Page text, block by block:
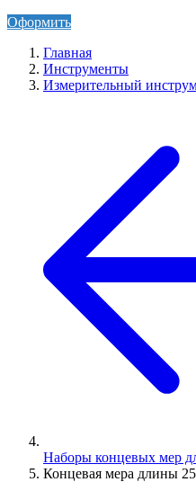
Оформить
Главная
Инструменты
Измерительный
Наборы концевых мер
Концевая мера длины